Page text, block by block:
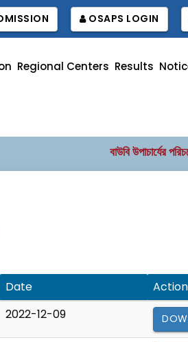
OSAPS LOGIN
Regional Centers Results
বাউবি উপাচার্যের
Date
Action
2022-12-09